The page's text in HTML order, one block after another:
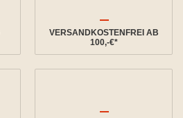
VERSANDKOSTENFREI AB
100,-€*